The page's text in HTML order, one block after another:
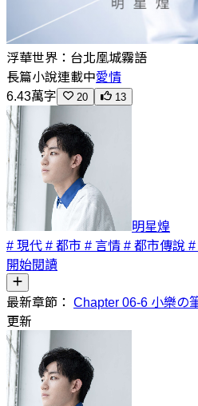
浮華世界：台北凰城霧語
長篇小說連載中愛情
6.43萬字
20 13
明星煌
# 現代 # 都市 # 言情 # 都市傳說 #
開始閱讀
最新章節： Chapter 06-6 小樂の
更新